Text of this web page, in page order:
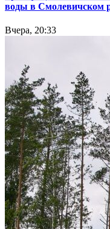
воды в Смолевичском
Вчера, 20:33